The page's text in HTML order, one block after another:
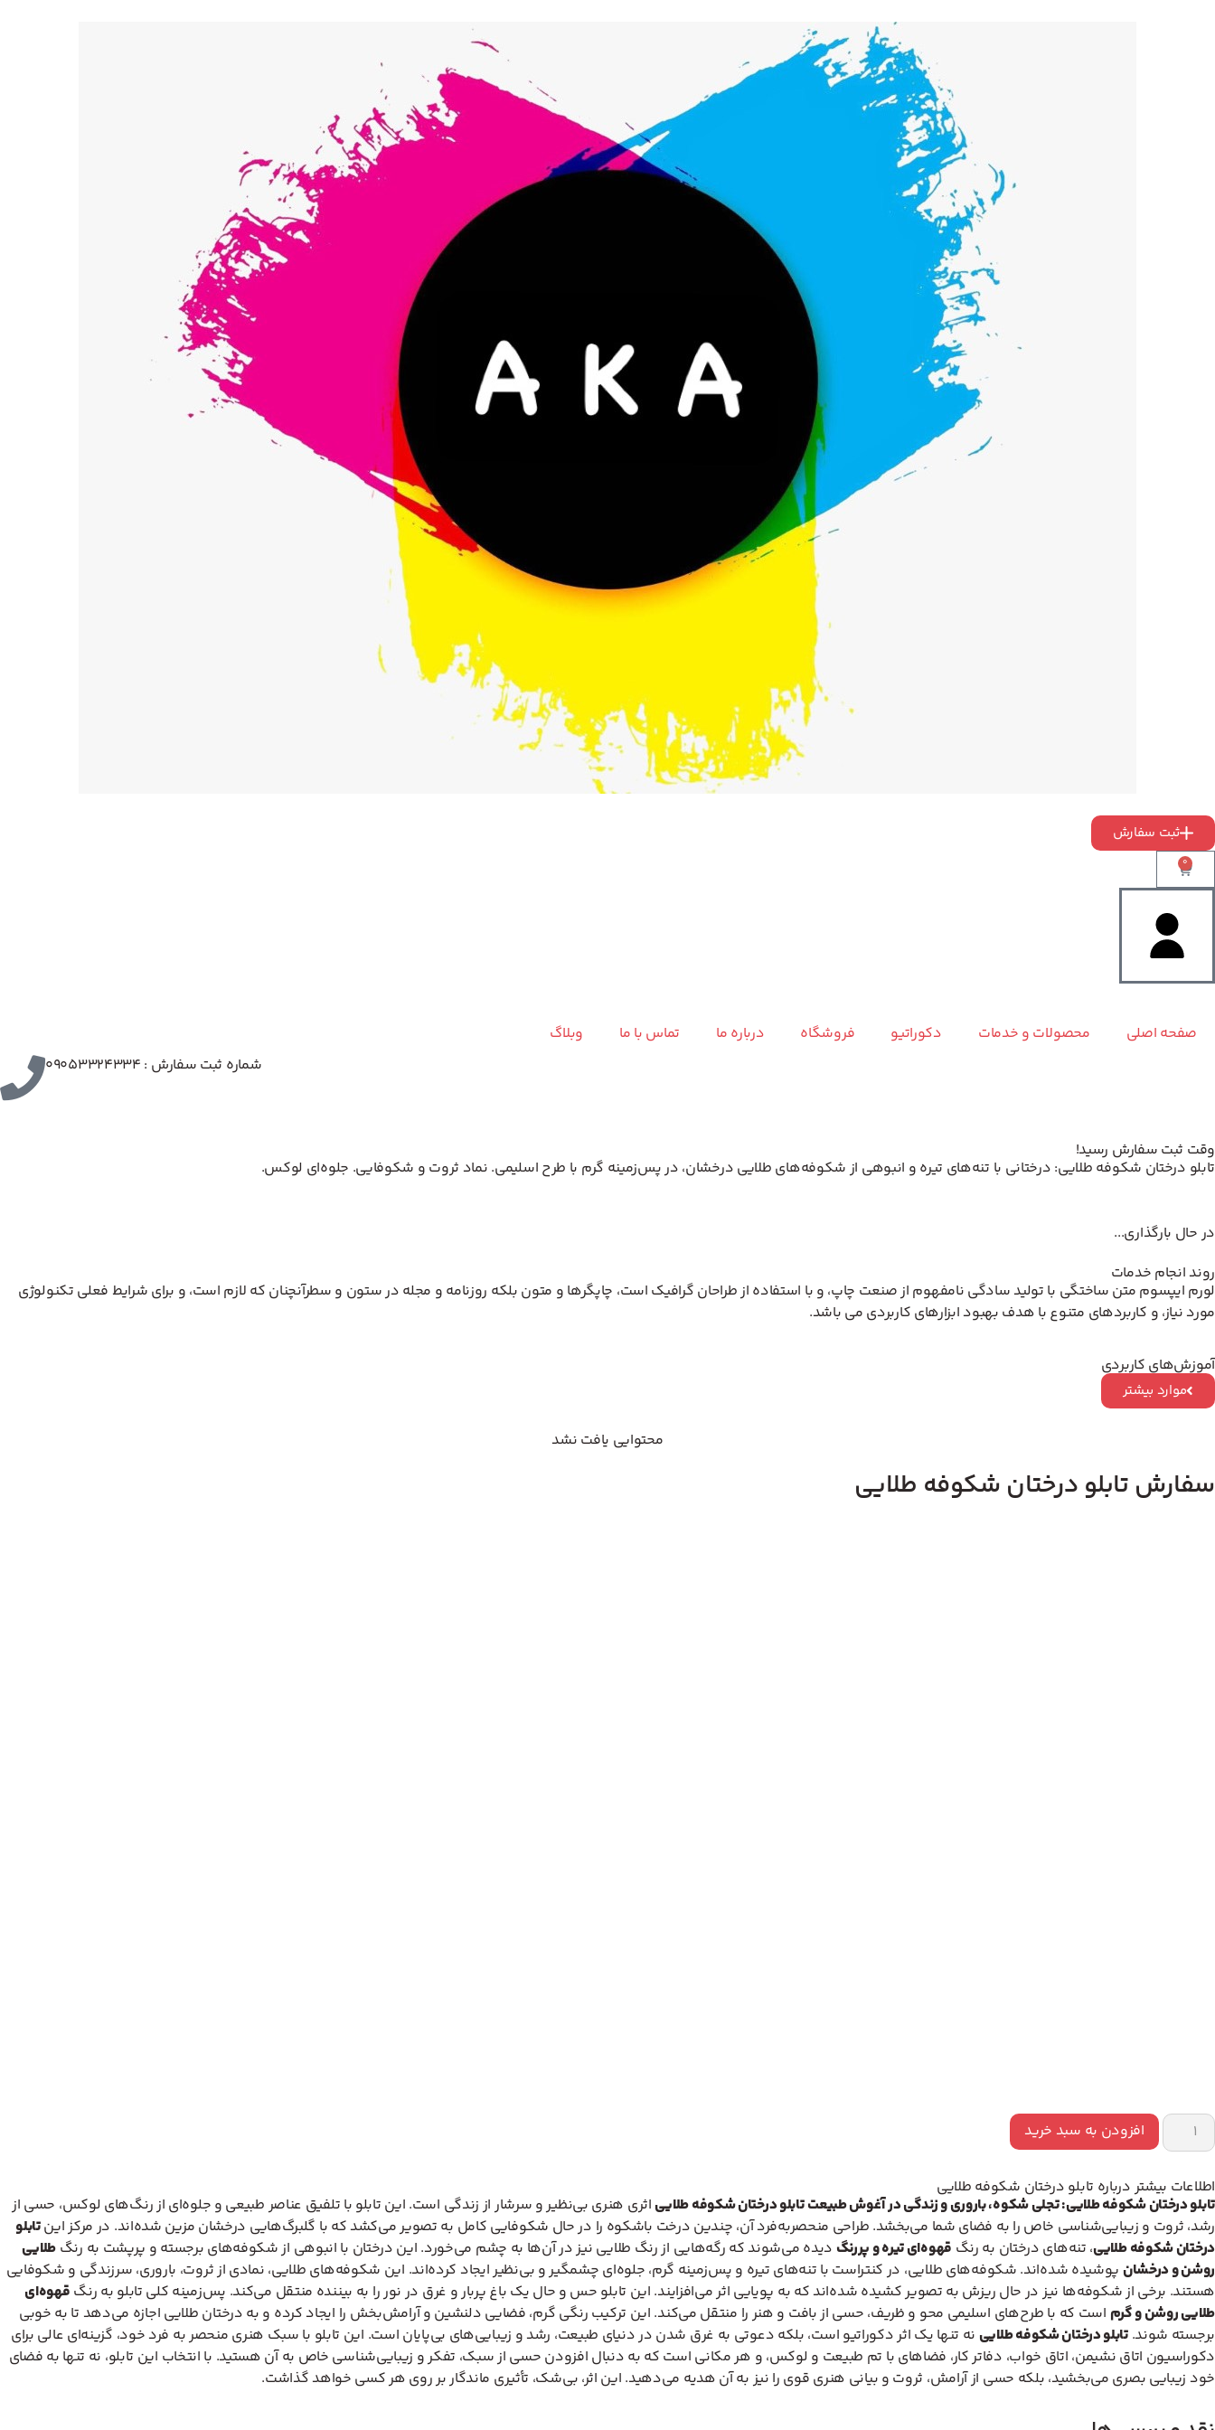
ثبت سفارش
0
صفحه اصلی محصولات و خدمات دکوراتیو فروشگاه درباره ما تماس با ما
وبلاگ
شماره ثبت سفارش : 09053324334
وقت ثبت سفارش رسید!
تابلو درختان شکوفه طلایی: درختانی با تنه‌های تیره و انبوهی از شکوفه‌های طلایی درخشان، در پس‌زمینه گرم با طرح اسلیمی. نماد ثروت و شکوفایی. جلوه‌ای لوکس.
در حال بارگذاری...
روند انجام خدمات
لورم ایپسوم متن ساختگی با تولید سادگی نامفهوم از صنعت چاپ، و با استفاده از طراحان گرافیک است، چاپگرها و متون بلکه روزنامه و مجله در ستون و سطرآنچنان که لازم است، و برای شرایط فعلی تکنولوژی
مورد نیاز، و کاربردهای متنوع با هدف بهبود ابزارهای کاربردی می باشد.
آموزش‌های کاربردی
موارد بیشتر
محتوایی یافت نشد
سفارش تابلو درختان شکوفه طلایی
افزودن به سبد خرید
اطلاعات بیشتر درباره تابلو درختان شکوفه طلایی
تابلو درختان شکوفه طلایی: تجلی شکوه، باروری و زندگی در آغوش طبیعتتابلو درختان شکوفه طلایی اثری هنری بی‌نظیر و سرشار از زندگی است. این تابلو با تلفیق عناصر طبیعی و جلوه‌ای از رنگ‌های لوکس، حسی از
رشد، ثروت و زیبایی‌شناسی خاص را به فضای شما می‌بخشد. طراحی منحصربه‌فرد آن، چندین درخت باشکوه را در حال شکوفایی کامل به تصویر می‌کشد که با گلبرگ‌هایی درخشان مزین شده‌اند. در مرکز اینتابلو
درختان شکوفه طلایی، تنه‌های درختان به رنگ قهوه‌ای تیره و پررنگ دیده می‌شوند که رگه‌هایی از رنگ طلایی نیز در آن‌ها به چشم می‌خورد. این درختان با انبوهی از شکوفه‌های برجسته و پرپشت به رنگ طلایی
روشن و درخشان پوشیده شده‌اند. شکوفه‌های طلایی، در کنتراست با تنه‌های تیره و پس‌زمینه گرم، جلوه‌ای چشمگیر و بی‌نظیر ایجاد کرده‌اند. این شکوفه‌های طلایی، نمادی از ثروت، باروری، سرزندگی و شکوفایی
هستند. برخی از شکوفه‌ها نیز در حال ریزش به تصویر کشیده شده‌اند که به پویایی اثر می‌افزایند. این تابلو حس و حال یک باغ پربار و غرق در نور را به بیننده منتقل می‌کند. پس‌زمینه کلی تابلو به رنگ قهوه‌ای
طلایی روشن و گرم است که با طرح‌های اسلیمی محو و ظریف، حسی از بافت و هنر را منتقل می‌کند. این ترکیب رنگی گرم، فضایی دلنشین و آرامش‌بخش را ایجاد کرده و به درختان طلایی اجازه می‌دهد تا به خوبی
برجسته شوند.تابلو درختان شکوفه طلایی نه تنها یک اثر دکوراتیو است، بلکه دعوتی به غرق شدن در دنیای طبیعت، رشد و زیبایی‌های بی‌پایان است. این تابلو با سبک هنری منحصر به فرد خود، گزینه‌ای عالی برای
دکوراسیون اتاق نشیمن، اتاق خواب، دفاتر کار، فضاهای با تم طبیعت و لوکس، و هر مکانی است که به دنبال افزودن حسی از سبک، تفکر و زیبایی‌شناسی خاص به آن هستید. با انتخاب این تابلو، نه تنها به فضای
خود زیبایی بصری می‌بخشید، بلکه حسی از آرامش، ثروت و بیانی هنری قوی را نیز به آن هدیه می‌دهید. این اثر، بی‌شک، تأثیری ماندگار بر روی هر کسی خواهد گذاشت.